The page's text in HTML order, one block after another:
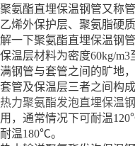
聚氨酯直埋保温钢管又称
乙烯外保护层、聚氨脂硬
解一下聚氨酯直埋保温钢
保温层材料为密度60kg/
满钢管与套管之间的旷地
套管及保温层三者之间构
热力聚氨酯发泡直埋保温
用，通常情况下可耐温
耐温180℃。